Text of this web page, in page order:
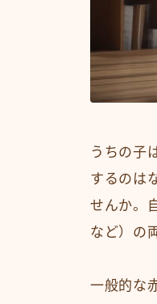
うちの子
するのは
せんか。
など）の
一般的な